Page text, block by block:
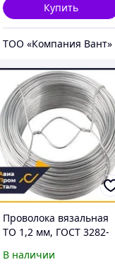
Купить
ТОО «Компания Вант»
Проволока вязальная
ТО 1,2 мм, ГОСТ 3282-
В наличии